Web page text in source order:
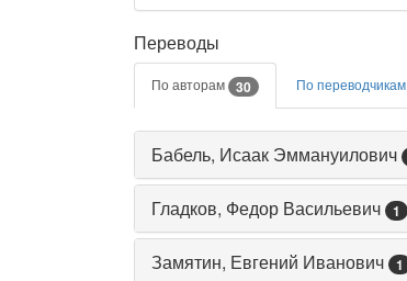
Переводы
По авторам 30 По переводчикам
Бабель, Исаак Эммануилович
Гладков, Федор Васильевич 1
Замятин, Евгений Иванович 1